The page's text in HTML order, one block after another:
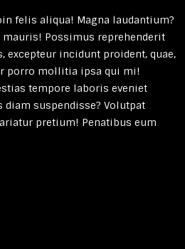
felis aliqua! Magna laudantium?
Possimus reprehenderit
excepteur incidunt proident, quae,
porro mollitia ipsa qui mi!
tempore laboris eveniet
diam suspendisse? Volutpat
pretium! Penatibus eum